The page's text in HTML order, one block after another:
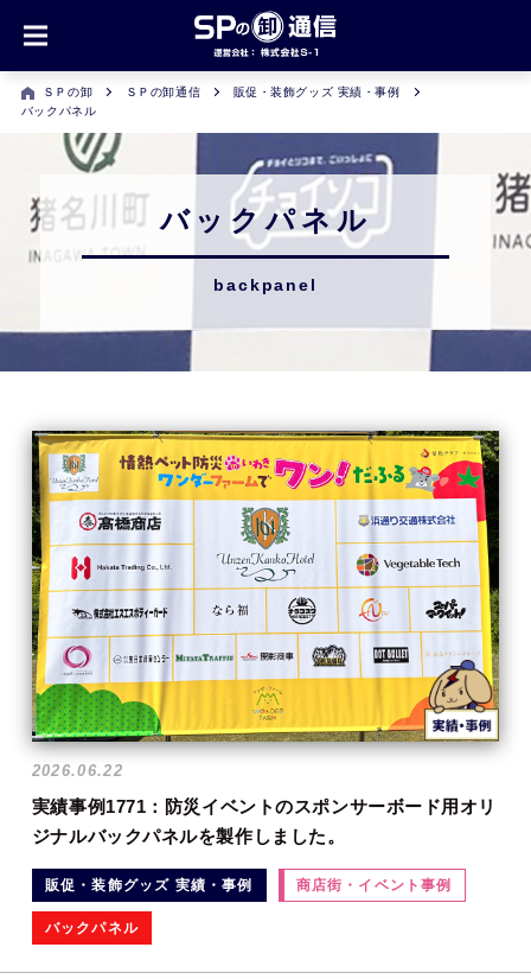
ＳＰの卸 ＳＰの卸通信
販促・装飾グッズ 実績・事例
バックパネル
バックパネル
backpanel
2026.06.22
実績事例1771：防災イベントのスポンサーボード用オリ
ジナルバックパネルを製作しました。
販促・装飾グッズ 実績・事例 商店街・イベント事例
バックパネル